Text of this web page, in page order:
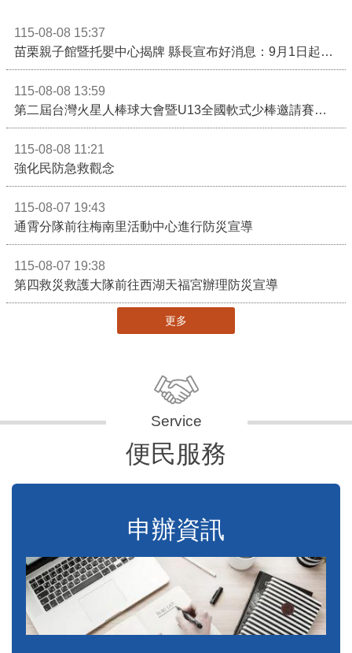
115-08-08 15:37
苗栗親子館暨托嬰中心揭牌 縣長宣布好消息：9月1日起調降臨時托嬰費用
115-08-08 13:59
第二屆台灣火星人棒球大會暨U13全國軟式少棒邀請賽在苗栗舉辦
115-08-08 11:21
強化民防急救觀念
115-08-07 19:43
通霄分隊前往梅南里活動中心進行防災宣導
115-08-07 19:38
第四救災救護大隊前往西湖天福宮辦理防災宣導
更多
便民服務
申辦資訊